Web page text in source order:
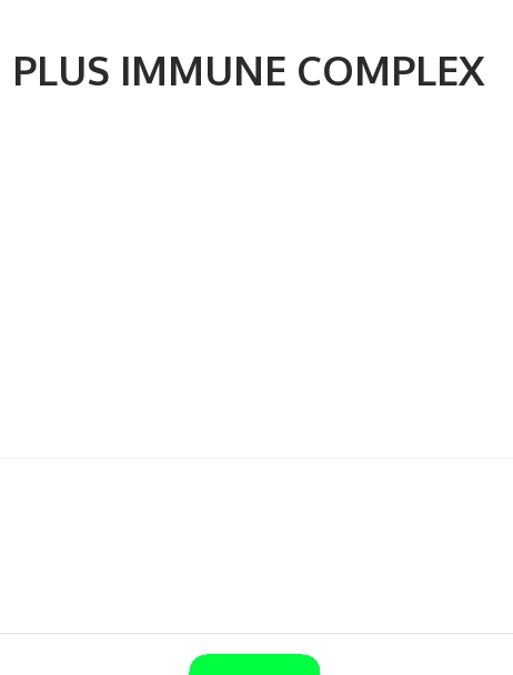
IMMUNE COMPLEX